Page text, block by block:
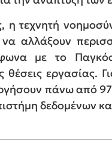
η τεχνητή
αλλάξουν
με το
εργασίας.
πάνω από
δεδομένων